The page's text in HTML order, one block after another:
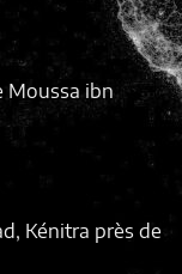
Moussa ibn
Kénitra près de